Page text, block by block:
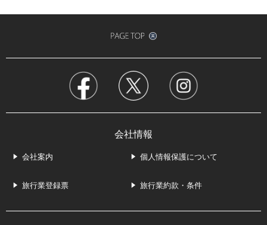
会社情報
会社案内 個人情報保護について
旅行業登録票 旅行業約款・条件